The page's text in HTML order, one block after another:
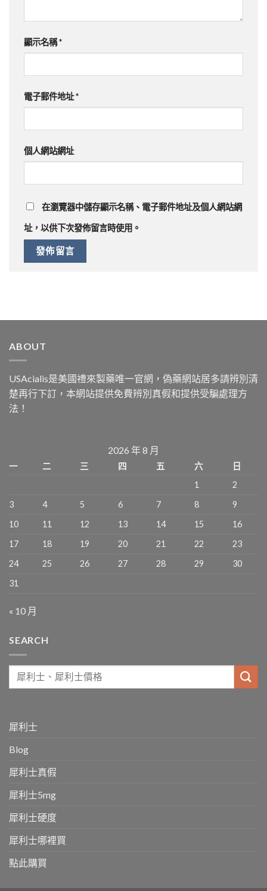
顯示名稱*
電子郵件地址*
個人網站網址
在瀏覽器中儲存顯示名稱、電子郵件地址及個人網站網
址，以供下次發佈留言時使用。
ABOUT
USAcialis是美國禮來製藥唯一官網，偽藥網站居多請辨別清
楚再行下訂，本網站提供免費辨別真假和提供受騙處理方
法！
2026 年 8 月
一 二 三 四 五 六
日
1
2
3
4 5 6 7 8
9
10
11 12 13 14 15
16
17
18 19 20 21 22
23
24
25 26 27 28 29
30
31
« 10 月
SEARCH
犀利士
Blog
犀利士真假
犀利士5mg
犀利士硬度
犀利士哪裡買
點此購買